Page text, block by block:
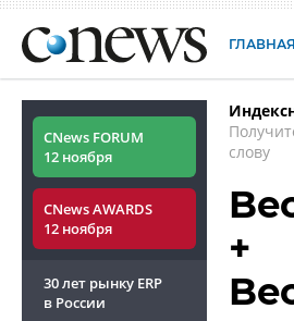
ГЛАВНАЯ
CNews FORUM
12 ноября
CNews AWARDS
12 ноября
30 лет рынку ERP
в России
слову
+